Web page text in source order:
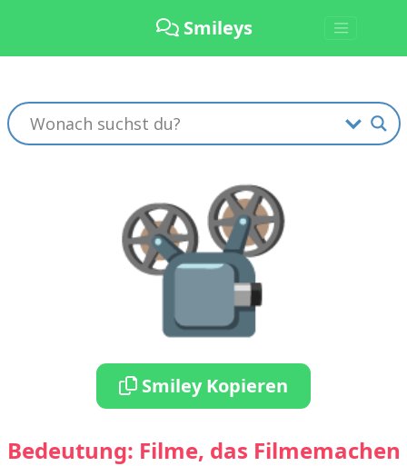
Smileys
📽️
Smiley Kopieren
Bedeutung: Filme, das Filmemachen